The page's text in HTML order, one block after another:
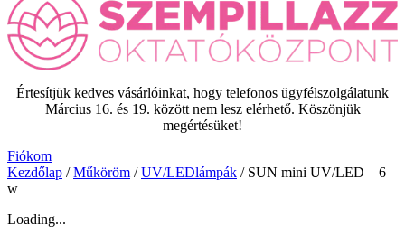
Értesítjük kedves vásárlóinkat, hogy telefonos ügyfélszolgálatunk
Március 16. és 19. között nem lesz elérhető. Köszönjük
megértésüket!
Fiókom
Kezdőlap /Műköröm /UV/LEDlámpák / SUN mini UV/LED – 6
w
Loading...